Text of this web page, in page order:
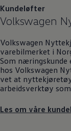
Kundeløfter
Volkswagen
Volkswagen
varebilmerket i
Som næringskunde
hos Volkswagen
vet at
arbeidsverktøy
Les om våre